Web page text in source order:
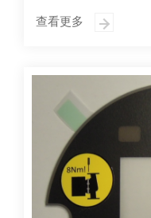
查看更多